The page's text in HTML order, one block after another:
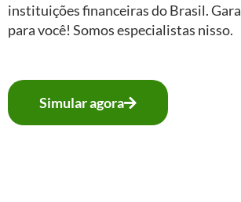
instituições financeiras do Brasil.
para você! Somos especialistas nisso.
Simular agora